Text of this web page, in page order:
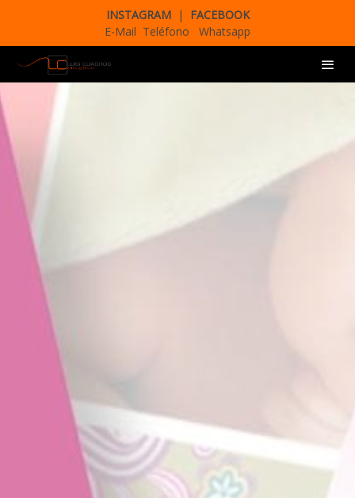
INSTAGRAM |
FACEBOOK
E-Mail Teléfono Whatsapp